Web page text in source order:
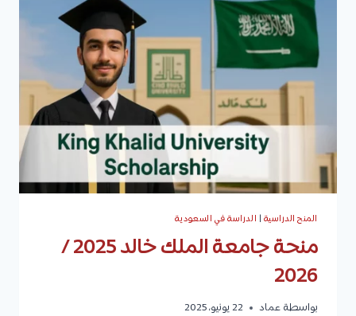
التخصصات،
القبول،
والرسوم
الدراسية
المنح الدراسية | الدراسة في السعودية
منحة جامعة الملك خالد 2025 /
2026
بواسطة عماد 22 يونيو، 2025